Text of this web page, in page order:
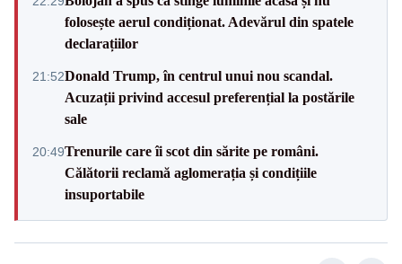
folosește aerul condiționat. Adevărul din spatele
declarațiilor
21:52Donald Trump, în centrul unui nou scandal.
Acuzații privind accesul preferențial la postările
sale
20:49Trenurile care îi scot din sărite pe români.
Călătorii reclamă aglomerația și condițiile
insuportabile